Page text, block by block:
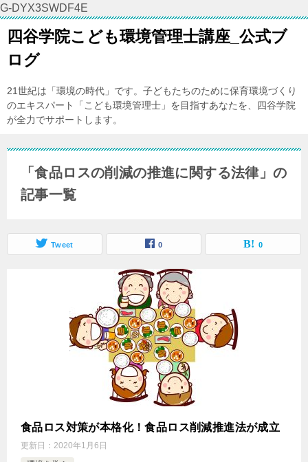
G-DYX3SWDF4E
四谷学院こども環境管理士講座_公式ブ
ログ
21世紀は「環境の時代」です。子どもたちのために保育環境づくり
のエキスパート「こども環境管理士」を目指すあなたを、四谷学院
が全力でサポートします。
「食品ロスの削減の推進に関する法律」の
記事一覧
Tweet 0 0
食品ロス対策が本格化！食品ロス削減推進法が成立
更新日： 2020年1月6日